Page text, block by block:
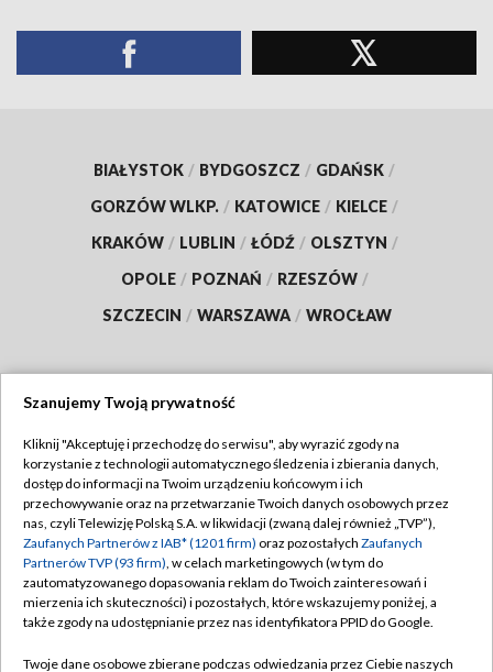
BIAŁYSTOK / BYDGOSZCZ / GDAŃSK /
GORZÓW WLKP. / KATOWICE / KIELCE /
KRAKÓW / LUBLIN / ŁÓDŹ / OLSZTYN /
OPOLE / POZNAŃ / RZESZÓW /
SZCZECIN / WARSZAWA / WROCŁAW
TVP
Abonament TVP
Emisja w TVP
Centrum informacji TVP
Naziemna Telewizja Cyfrowa
Regulamin TVP
Polityka prywatności
Moje zgody
Pomoc
Szanujemy Twoją prywatność
Kliknij "Akceptuję i przechodzę do serwisu", aby wyrazić zgody na
korzystanie z technologii automatycznego śledzenia i zbierania danych,
dostęp do informacji na Twoim urządzeniu końcowym i ich
przechowywanie oraz na przetwarzanie Twoich danych osobowych przez
nas, czyli Telewizję Polską S.A. w likwidacji (zwaną dalej również „TVP”),
Zaufanych Partnerów z IAB* (1201 firm) oraz pozostałych Zaufanych
Partnerów TVP (93 firm), w celach marketingowych (w tym do
zautomatyzowanego dopasowania reklam do Twoich zainteresowań i
mierzenia ich skuteczności) i pozostałych, które wskazujemy poniżej, a
także zgody na udostępnianie przez nas identyfikatora PPID do Google.
Twoje dane osobowe zbierane podczas odwiedzania przez Ciebie naszych